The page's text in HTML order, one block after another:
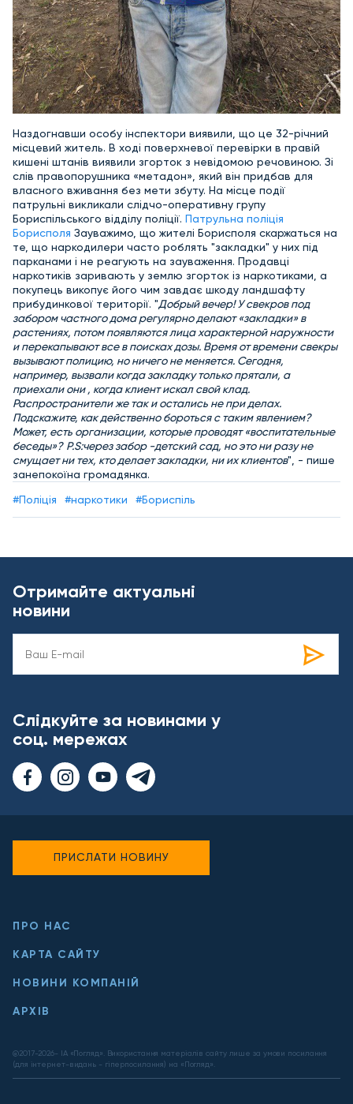
Наздогнавши особу інспектори виявили, що це 32-річний
місцевий житель. В ході поверхневої перевірки в правій
кишені штанів виявили згорток з невідомою речовиною. Зі
слів правопорушника «метадон», який він придбав для
власного вживання без мети збуту. На місце події
патрульні викликали слідчо-оперативну групу
Бориспільського відділу поліції. Патрульна поліція
Борисполя Зауважимо, що жителі Борисполя скаржаться на
те, що наркодилери часто роблять "закладки" у них під
парканами і не реагують на зауваження. Продавці
наркотиків заривають у землю згорток із наркотиками, а
покупець викопує його чим завдає шкоду ландшафту
прибудинкової території. "Добрый вечер! У свекров под
забором частного дома регулярно делают «закладки» в
растениях, потом появляются лица характерной наружности
и перекапывают все в поисках дозы. Время от времени свекры
вызывают полицию, но ничего не меняется. Сегодня,
например, вызвали когда закладку только прятали, а
приехали они , когда клиент искал свой клад.
Распространители же так и остались не при делах.
Подскажите, как действенно бороться с таким явлением?
Может, есть организации, которые проводят «воспитательные
беседы»? P.S:через забор -детский сад, но это ни разу не
смущает ни тех, кто делает закладки, ни их клиентов", - пише
занепокоїна громадянка.
#Поліція #наркотики #Бориспіль
Отримайте актуальні
новини
Слідкуйте за новинами у
соц. мережах
ПРО НАС
КАРТА САЙТУ
НОВИНИ КОМПАНІЙ
АРХІВ
@2017-2026- ІА «Погляд». Використання матеріалів сайту лише за умови посилання
(для інтернет-видань - гіперпосилання) на «Погляд».
ПРИСЛАТИ НОВИНУ